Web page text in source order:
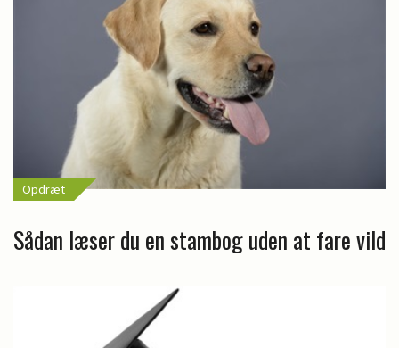
Opdræt
Sådan læser du en stambog uden at fare vild